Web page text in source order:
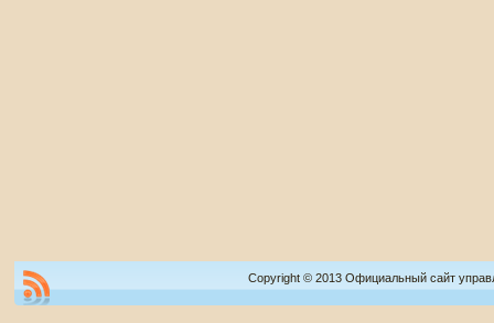
Copyright © 2013 Официальный сайт